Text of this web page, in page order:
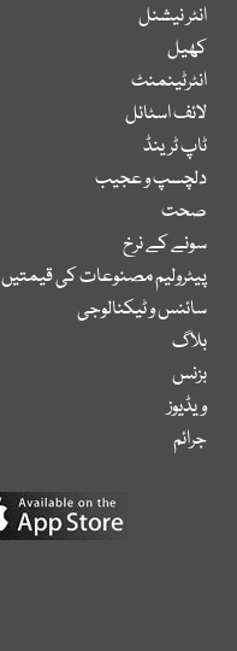
انٹر نیشنل
کھیل
انٹرٹینمنٹ
لائف اسٹائل
ٹاپ ٹرینڈ
دلچسپ و عجیب
صحت
سونے کے نرخ
پیٹرولیم مصنوعات کی قیمتیں
سائنس و ٹیکنالوجی
بلاگ
بزنس
ویڈیوز
جرائم